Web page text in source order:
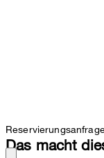
Das macht